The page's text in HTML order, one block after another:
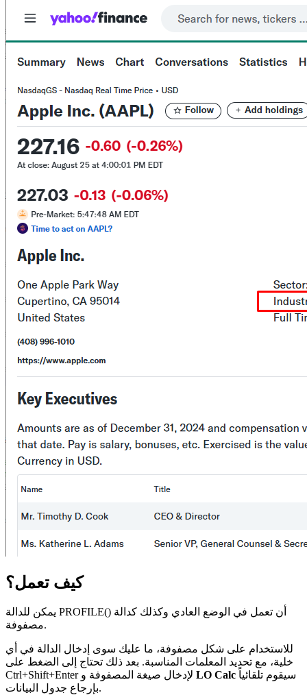
كيف تعمل؟
يمكن للدالة PROFILE() أن تعمل في الوضع العادي وكذلك كدالة
مصفوفة.
للاستخدام على شكل مصفوفة، ما عليك سوى إدخال الدالة في أي
خلية، مع تحديد المعلمات المناسبة. بعد ذلك تحتاج إلى الضغط على
LO Calc
بإرجاع جدول البيانات.